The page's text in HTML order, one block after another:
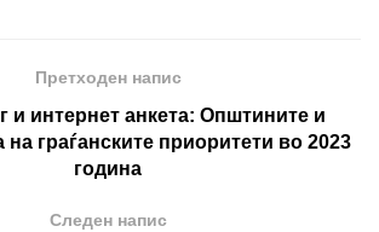
Претходен напис
и интернет анкета: Општините и
на граѓанските приоритети во 2023
година
Следен напис